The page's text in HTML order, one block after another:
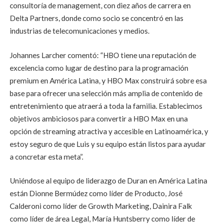
consultoría de management, con diez años de carrera en
Delta Partners, donde como socio se concentró en las
industrias de telecomunicaciones y medios.
Johannes Larcher comentó: “HBO tiene una reputación de
excelencia como lugar de destino para la programación
premium en América Latina, y HBO Max construirá sobre esa
base para ofrecer una selección más amplia de contenido de
entretenimiento que atraerá a toda la familia. Establecimos
objetivos ambiciosos para convertir a HBO Max en una
opción de streaming atractiva y accesible en Latinoamérica, y
estoy seguro de que Luis y su equipo están listos para ayudar
a concretar esta meta”.
Uniéndose al equipo de liderazgo de Duran en América Latina
están Dionne Bermúdez como líder de Producto, José
Calderoni como líder de Growth Marketing, Dainira Falk
como líder de área Legal, María Huntsberry como líder de